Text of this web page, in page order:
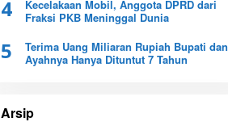
4
Kecelakaan Mobil, Anggota DPRD dari
Fraksi PKB Meninggal Dunia
5
Terima Uang Miliaran Rupiah Bupati dan
Ayahnya Hanya Dituntut 7 Tahun
Arsip